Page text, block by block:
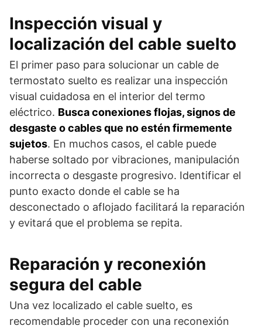
Inspección visual y
localización del cable suelto
El primer paso para solucionar un cable de
termostato suelto es realizar una inspección
visual cuidadosa en el interior del termo
eléctrico. Busca conexiones flojas, signos de
desgaste o cables que no estén firmemente
sujetos. En muchos casos, el cable puede
haberse soltado por vibraciones, manipulación
incorrecta o desgaste progresivo. Identificar el
punto exacto donde el cable se ha
desconectado o aflojado facilitará la reparación
y evitará que el problema se repita.
Reparación y reconexión
segura del cable
Una vez localizado el cable suelto, es
recomendable proceder con una reconexión